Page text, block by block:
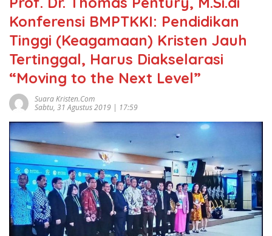
Konferensi BMPTKKI: Pendidikan
Tinggi (Keagamaan) Kristen Jauh
Tertinggal, Harus Diakselarasi
“Moving to the Next Level”
Suara Kristen.com
Sabtu, 31 Agustus 2019 | 17:59